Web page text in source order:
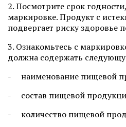
2. Посмотрите срок
маркировке. Продукт с
подвергает риску здоровье
3. Ознакомьтесь с
должна содержать
- наименование пищевой
- состав пищевой
- количество пищевой